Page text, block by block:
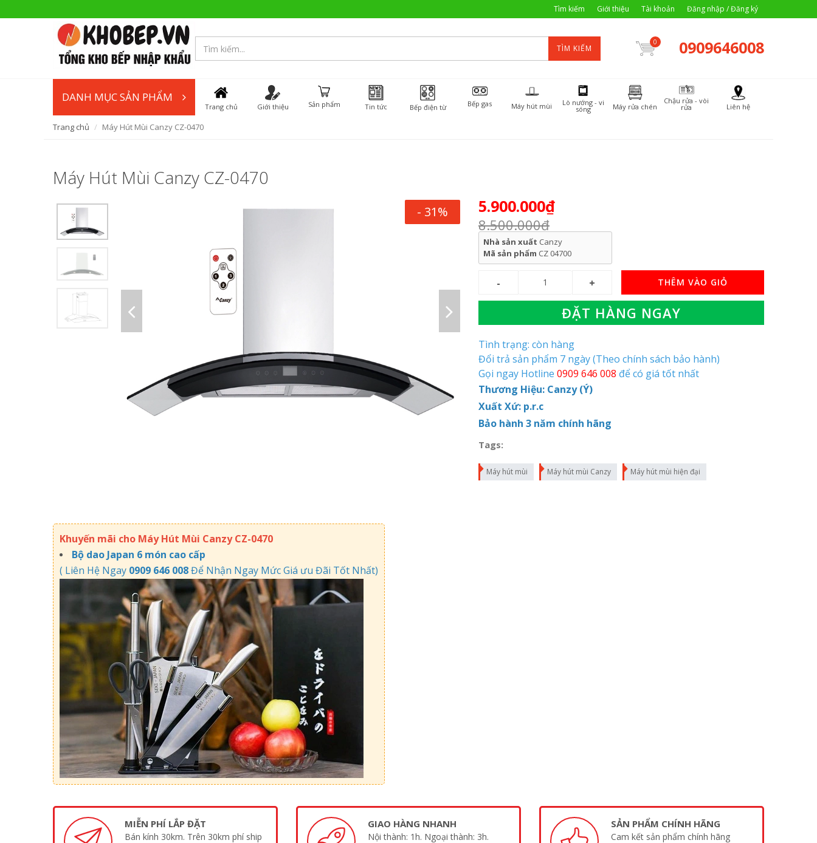
Tìm kiếm Giới thiệu Tài khoản Đăng nhập / Đăng ký
TÌM KIẾM
0 0909646008
DANH MỤC SẢN PHẨM
Trang chủ Giới thiệu Sản phẩm Tin tức Bếp điện từ Bếp gas Máy hút mùi Lò nướng - vi
sóng Máy rửa chén
Chậu rửa - vòi
rửa Liên hệ
Trang chủ Máy Hút Mùi Canzy CZ-0470
Máy Hút Mùi Canzy CZ-0470
- 31% 5.900.000₫
8.500.000₫
Nhà sản xuất Canzy
Mã sản phẩm CZ 04700
THÊM VÀO GIỎ
ĐẶT HÀNG NGAY
Tình trạng: còn hàng
Đổi trả sản phẩm 7 ngày (Theo chính sách bảo hành)
Gọi ngay Hotline 0909 646 008 để có giá tốt nhất
Thương Hiệu: Canzy (Ý)
Xuất Xứ: p.r.c
Bảo hành 3 năm chính hãng
Tags:
Máy hút mùi Máy hút mùi Canzy Máy hút mùi hiện đại
Khuyến mãi cho Máy Hút Mùi Canzy CZ-0470
Bộ dao Japan 6 món cao cấp
( Liên Hệ Ngay 0909 646 008Để Nhận Ngay Mức Giá ưu Đãi Tốt Nhất)
MIỄN PHÍ LẮP ĐẶT
Bán kính 30km. Trên 30km phí ship
GIAO HÀNG NHANH
Nội thành: 1h. Ngoại thành: 3h.
SẢN PHẨM CHÍNH HÃNG
Cam kết sản phẩm chính hãng